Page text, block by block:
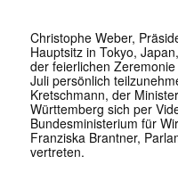
Christophe Weber,
Hauptsitz in Tokyo,
der feierlichen
Juli persönlich
Kretschmann, der
Württemberg sich per
Bundesministerium für
Franziska Brantner,
vertreten.